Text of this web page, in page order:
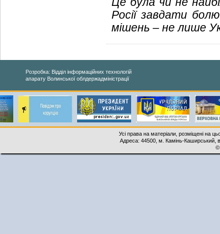
Росії завдати
мішень – не лише
Розробка: Відділ інформаційних технологій
апарату Волинської облдержадміністрації
Усі права на матеріали, розміщені на
Адреса: 44500, м. Камінь-Каширський,
©